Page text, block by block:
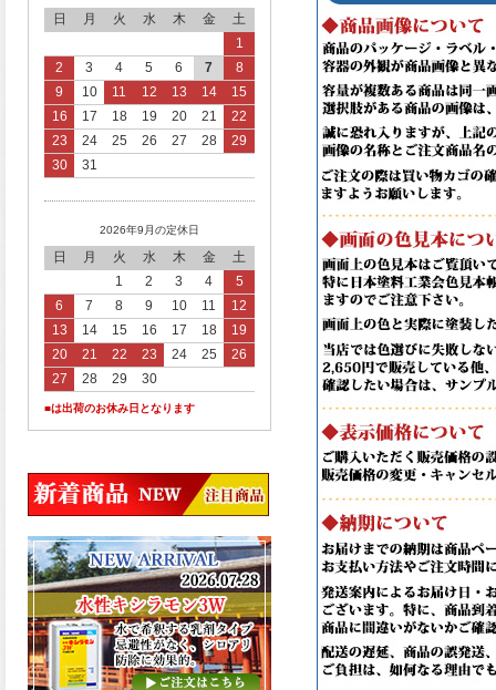
日 月 火 水 木 金
土
1
2
3 4 5 6 7
8
9
10 11 12 13 14
15
16
17 18 19 20 21
22
23
24 25 26 27 28
29
30
31
2026年9月の定休日
日 月 火 水 木 金
土
1
2 3 4
5
6
7 8 9 10 11
12
13
14 15 16 17 18
19
20
21 22 23 24 25
26
27
28 29 30
■は出荷のお休み日となります